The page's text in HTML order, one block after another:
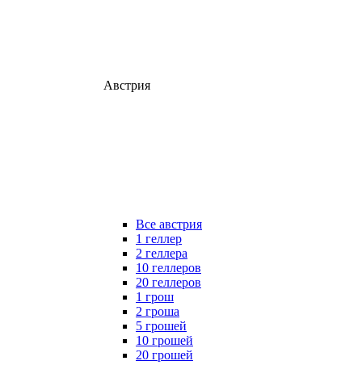
Австрия
Все австрия
1 геллер
2 геллера
10 геллеров
20 геллеров
1 грош
2 гроша
5 грошей
10 грошей
20 грошей